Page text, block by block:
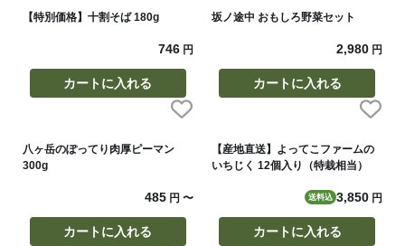
【特別価格】十割そば 180g
746円
カートに入れる
坂ノ途中 おもしろ野菜セット
2,980 円
カートに入れる
八ヶ岳のぽってり肉厚ピーマン
300g
485円 〜
カートに入れる
【産地直送】よってこファームの
いちじく 12個入り（特栽相当）
送料込 3,850 円
カートに入れる